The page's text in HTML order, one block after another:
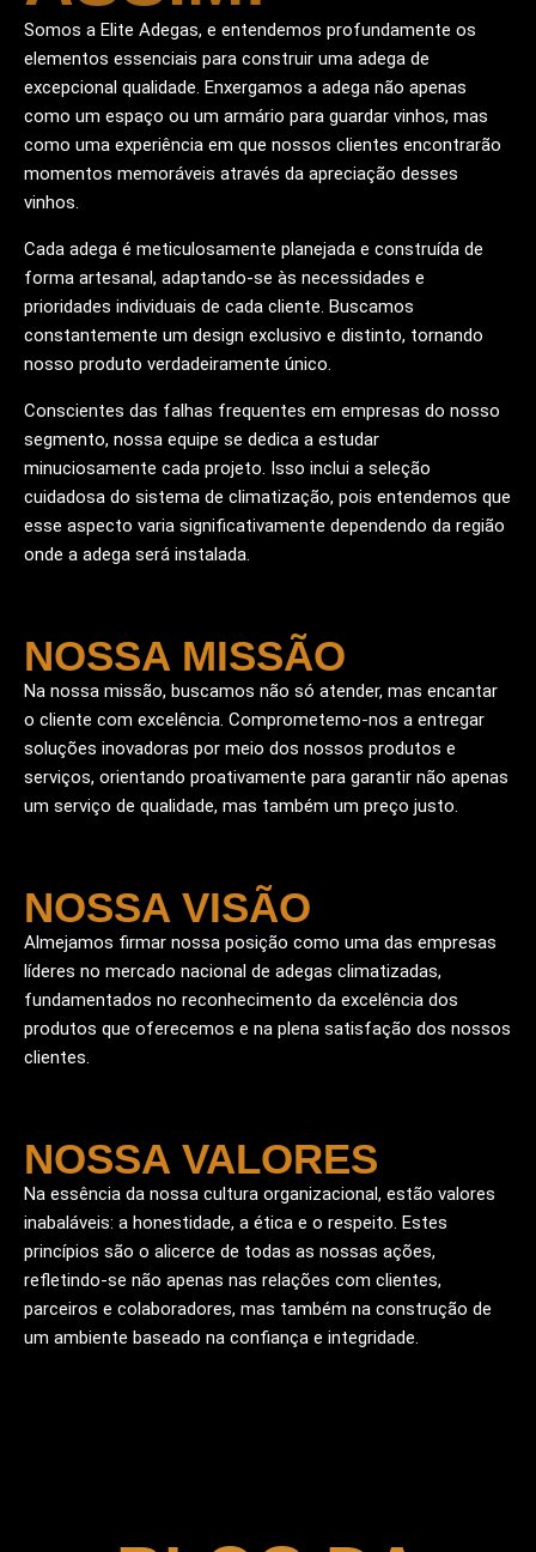
Somos a Elite Adegas, e entendemos profundamente os
elementos essenciais para construir uma adega de
excepcional qualidade. Enxergamos a adega não apenas
como um espaço ou um armário para guardar vinhos, mas
como uma experiência em que nossos clientes encontrarão
momentos memoráveis através da apreciação desses
vinhos.
Cada adega é meticulosamente planejada e construída de
forma artesanal, adaptando-se às necessidades e
prioridades individuais de cada cliente. Buscamos
constantemente um design exclusivo e distinto, tornando
nosso produto verdadeiramente único.
Conscientes das falhas frequentes em empresas do nosso
segmento, nossa equipe se dedica a estudar
minuciosamente cada projeto. Isso inclui a seleção
cuidadosa do sistema de climatização, pois entendemos que
esse aspecto varia significativamente dependendo da região
onde a adega será instalada.
NOSSA MISSÃO
Na nossa missão, buscamos não só atender, mas encantar
o cliente com excelência. Comprometemo-nos a entregar
soluções inovadoras por meio dos nossos produtos e
serviços, orientando proativamente para garantir não apenas
um serviço de qualidade, mas também um preço justo.
NOSSA VISÃO
Almejamos firmar nossa posição como uma das empresas
líderes no mercado nacional de adegas climatizadas,
fundamentados no reconhecimento da excelência dos
produtos que oferecemos e na plena satisfação dos nossos
clientes.
NOSSA VALORES
Na essência da nossa cultura organizacional, estão valores
inabaláveis: a honestidade, a ética e o respeito. Estes
princípios são o alicerce de todas as nossas ações,
refletindo-se não apenas nas relações com clientes,
parceiros e colaboradores, mas também na construção de
um ambiente baseado na confiança e integridade.